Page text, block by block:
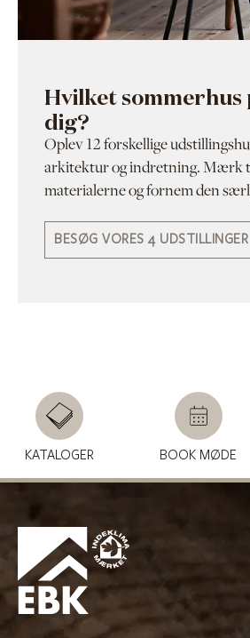
Hvilket sommerhus
dig?
Oplev 12 forskellige
arkitektur og indretning. Mærk
materialerne og fornem den
BESØG VORES 4 UDSTILLINGER
KATALOGER BOOK MØDE